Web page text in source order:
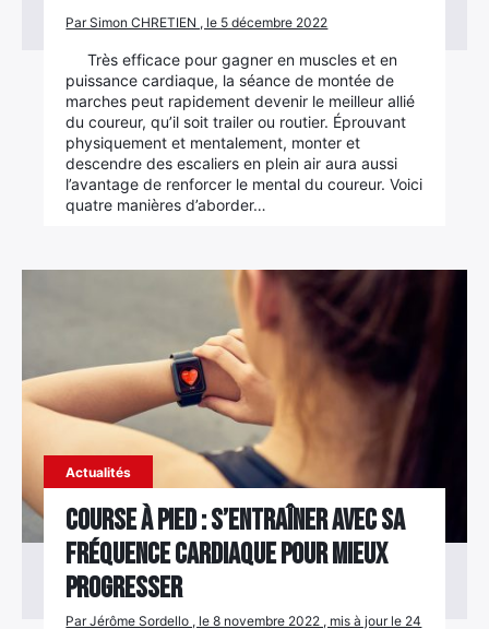
Par Simon CHRETIEN , le 5 décembre 2022
Très efficace pour gagner en muscles et en
puissance cardiaque, la séance de montée de
marches peut rapidement devenir le meilleur allié
du coureur, qu’il soit trailer ou routier. Éprouvant
physiquement et mentalement, monter et
descendre des escaliers en plein air aura aussi
l’avantage de renforcer le mental du coureur. Voici
quatre manières d’aborder…
Actualités
Course à pied : s’entraîner avec sa
fréquence cardiaque pour mieux
progresser
Par Jérôme Sordello , le 8 novembre 2022 , mis à jour le 24